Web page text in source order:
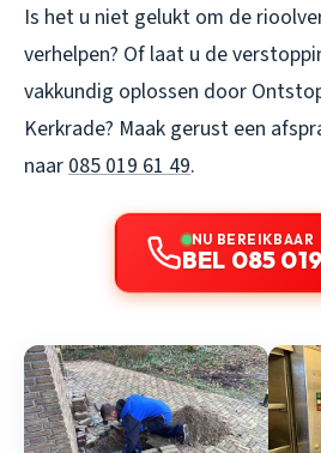
Is het u niet gelukt om de
verhelpen? Of laat u de
vakkundig oplossen door
Kerkrade? Maak gerust een
naar 085 019 61 49.
NU BEREIKBAAR
BEL 085